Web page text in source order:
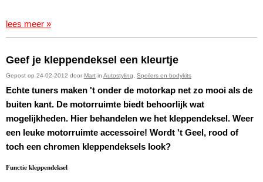
lees meer »
Geef je kleppendeksel een kleurtje
Gepost op 24-02-2012 door Mart in Autostyling Spoilers en bodykits
Echte tuners maken 't onder de motorkap net zo mooi als de
buiten kant. De motorruimte biedt behoorlijk wat
mogelijkheden. Hier behandelen we het kleppendeksel. Weer
een leuke motorruimte accessoire! Wordt 't Geel, rood of
toch een chromen kleppendeksels look?
Functie kleppendeksel